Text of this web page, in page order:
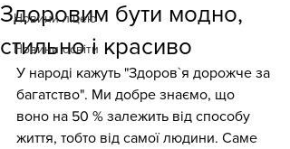
Новини ліцею
Новини освіти
Здоровим бути модно,
стильно і красиво
У народі кажуть "Здоров`я дорожче за
багатство". Ми добре знаємо, що
воно на 50 % залежить від способу
життя, тобто від самої людини. Саме